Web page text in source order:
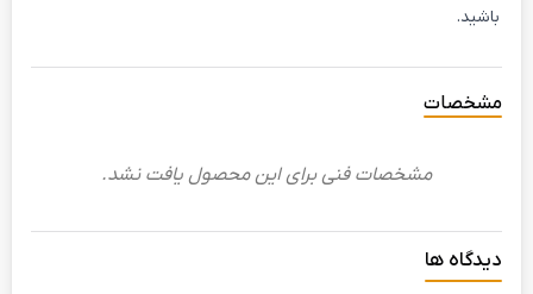
باشید.
مشخصات
مشخصات فنی برای این محصول یافت نشد.
دیدگاه ها